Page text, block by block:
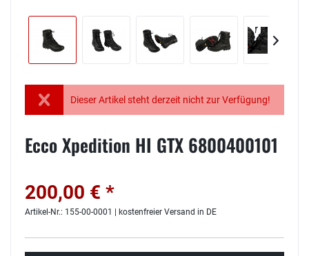
Dieser Artikel steht derzeit nicht zur Verfügung!
Ecco Xpedition HI GTX 6800400101
200,00 € *
Artikel-Nr.: 155-00-0001 | kostenfreier Versand in DE